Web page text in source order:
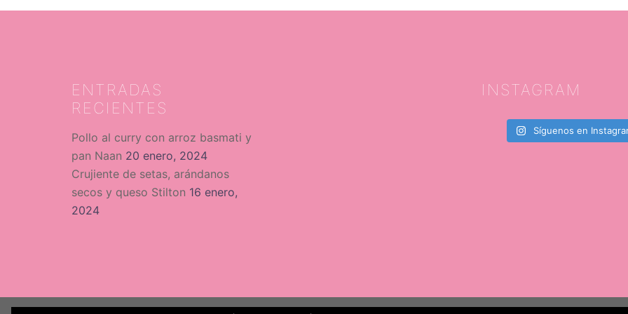
ENTRADAS
RECIENTES
Pollo al curry con arroz basmati y
pan Naan 20 enero, 2024
Crujiente de setas, arándanos
secos y queso Stilton 16 enero,
2024
INSTAGRAM
Síguenos en